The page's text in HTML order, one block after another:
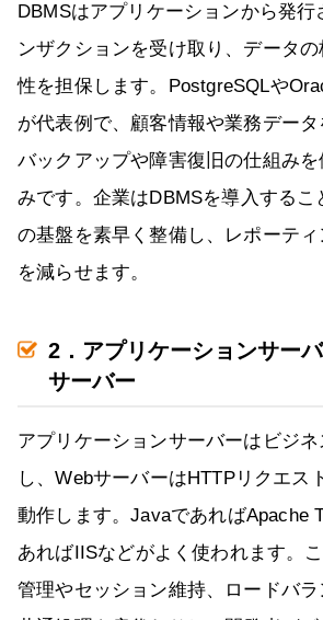
DBMSはアプリケーションから発行
ンザクションを受け取り、データ
性を担保します。PostgreSQLや
が代表例で、顧客情報や業務データ
バックアップや障害復旧の仕組み
みです。企業はDBMSを導入するこ
の基盤を素早く整備し、レポーテ
を減らせます。
2．アプリケーションサー
サーバー
アプリケーションサーバーはビジ
し、WebサーバーはHTTPリクエス
動作します。JavaであればApache
あればIISなどがよく使われます。
管理やセッション維持、ロードバ